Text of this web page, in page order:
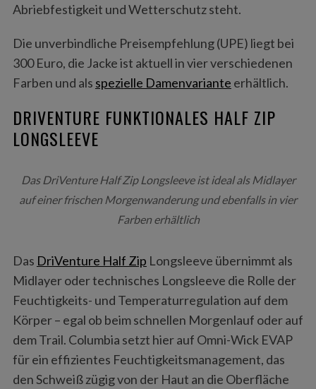
Abriebfestigkeit und Wetterschutz steht.
Die unverbindliche Preisempfehlung (UPE) liegt bei
300 Euro, die Jacke ist aktuell in vier verschiedenen
Farben und als spezielle Damenvariante erhältlich.
DRIVENTURE FUNKTIONALES HALF ZIP
LONGSLEEVE
Das DriVenture Half Zip Longsleeve ist ideal als Midlayer
auf einer frischen Morgenwanderung und ebenfalls in vier
Farben erhältlich
Das DriVenture Half Zip Longsleeve übernimmt als
Midlayer oder technisches Longsleeve die Rolle der
Feuchtigkeits- und Temperaturregulation auf dem
Körper – egal ob beim schnellen Morgenlauf oder auf
dem Trail. Columbia setzt hier auf Omni-Wick EVAP
für ein effizientes Feuchtigkeitsmanagement, das
den Schweiß zügig von der Haut an die Oberfläche